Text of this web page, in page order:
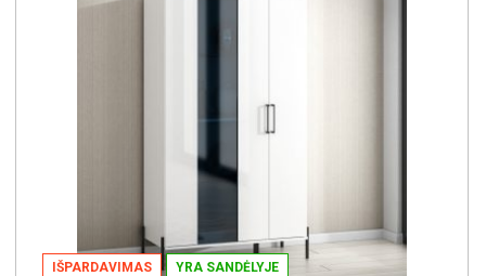
IŠPARDAVIMAS YRA SANDĖLYJE